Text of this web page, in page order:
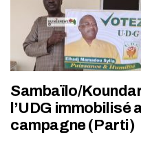
Sambaïlo/
l’UDG
campagne (Parti)